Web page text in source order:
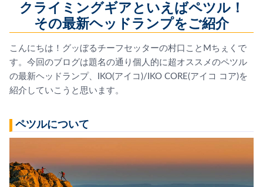
クライミングギアといえばペツル！
その最新ヘッドランプをご紹介
こんにちは！グッぼるチーフセッターの村口ことMちぇくで
す。今回のブログは題名の通り個人的に超オススメのペツル
の最新ヘッドランプ、IKO(アイコ)/IKO CORE(アイコ コア)を
紹介していこうと思います。
ペツルについて